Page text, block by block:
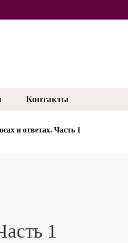
Контакты
и ответах. Часть 1
1